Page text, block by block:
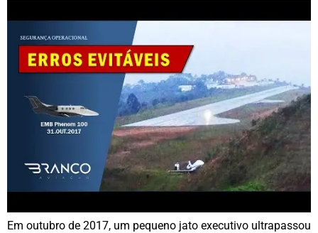
Em outubro de 2017, um pequeno jato executivo ultrapassou